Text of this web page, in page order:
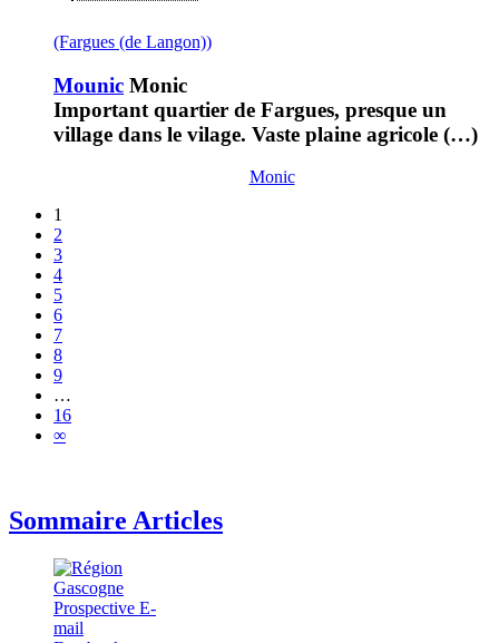
(Fargues (de Langon))
Mounic Monic
Important quartier de Fargues, presque un
village dans le vilage. Vaste plaine agricole (…)
Monic
1
2
3
4
5
6
7
8
9
…
16
∞
Sommaire Articles